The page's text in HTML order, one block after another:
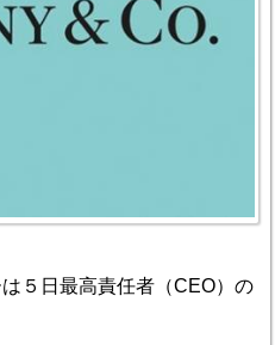
５日最高責任者（CEO）の